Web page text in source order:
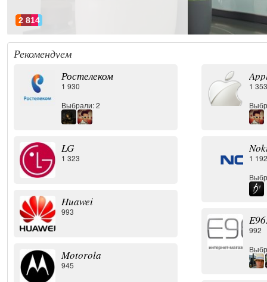
2 814
Рекомендуем
Ростелеком
1 930
Выбрали: 2
LG
1 323
Huawei
993
Motorola
945
1 353
1 192
992